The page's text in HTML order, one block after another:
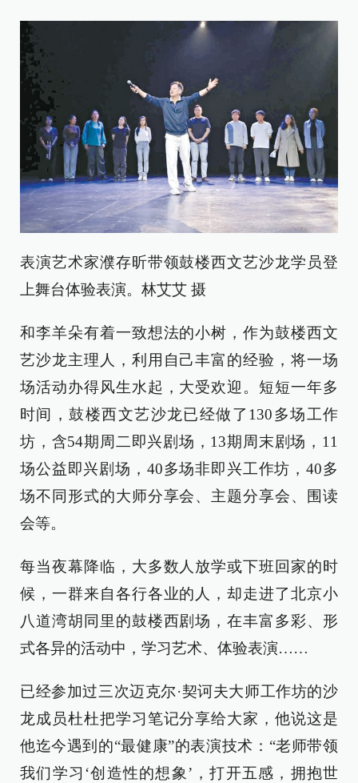
表演艺术家濮存昕带领鼓楼西文艺沙龙学员登
上舞台体验表演。林艾艾 摄
和李羊朵有着一致想法的小树，作为鼓楼西文
艺沙龙主理人，利用自己丰富的经验，将一场
场活动办得风生水起，大受欢迎。短短一年多
时间，鼓楼西文艺沙龙已经做了130多场工作
坊，含54期周二即兴剧场，13期周末剧场，11
场公益即兴剧场，40多场非即兴工作坊，40多
场不同形式的大师分享会、主题分享会、围读
会等。
每当夜幕降临，大多数人放学或下班回家的时
候，一群来自各行各业的人，却走进了北京小
八道湾胡同里的鼓楼西剧场，在丰富多彩、形
式各异的活动中，学习艺术、体验表演……
已经参加过三次迈克尔·契诃夫大师工作坊的沙
龙成员杜杜把学习笔记分享给大家，他说这是
他迄今遇到的“最健康”的表演技术：“老师带领
我们学习‘创造性的想象’，打开五感，拥抱世